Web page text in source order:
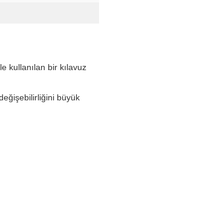
kullanılan bir kılavuz
büyük